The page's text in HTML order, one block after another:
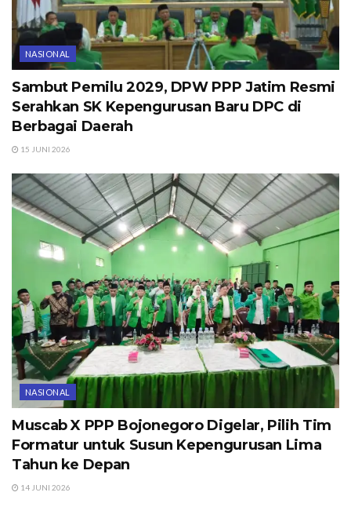
NASIONAL
Sambut Pemilu 2029, DPW PPP Jatim Resmi
Serahkan SK Kepengurusan Baru DPC di
Berbagai Daerah
15 JUNI 2026
NASIONAL
Muscab X PPP Bojonegoro Digelar, Pilih Tim
Formatur untuk Susun Kepengurusan Lima
Tahun ke Depan
14 JUNI 2026